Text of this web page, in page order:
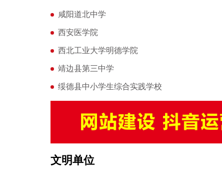
咸阳道北中学
西安医学院
西北工业大学明德学院
靖边县第三中学
绥德县中小学生综合实践学校
文明单位